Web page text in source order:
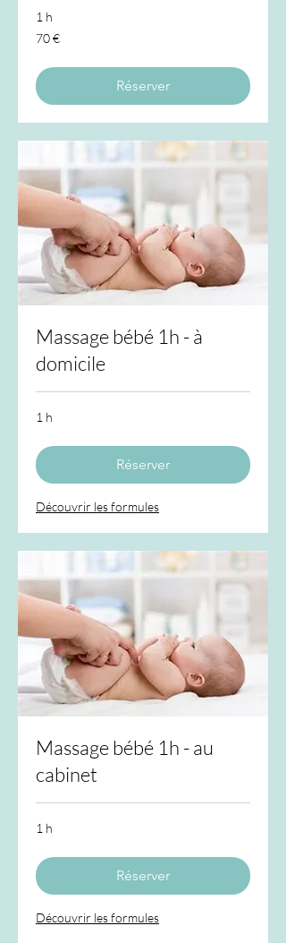
1 h
70
euros
70 €
Réserver
Massage bébé 1h - à
domicile
1 h
Réserver
Découvrir les formules
Massage bébé 1h - au
cabinet
1 h
Réserver
Découvrir les formules